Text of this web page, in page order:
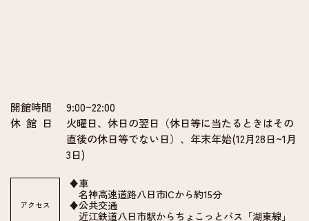
開館時間
9:00~22:00
休 館 日
火曜日、休日の翌日（休日等に当たるときはその
直後の休日等でない日）、年末年始(12月28日~1月
3日)
アクセス
♦車
名神高速道路八日市ICから約15分
♦公共交通
近江鉄道八日市駅からちょこっとバス「湖東線」